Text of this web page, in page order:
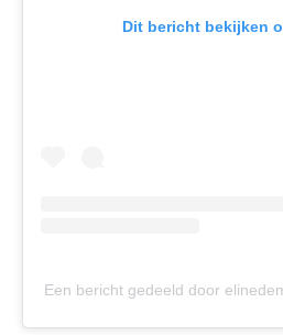
Dit bericht bekijken
Een bericht gedeeld door